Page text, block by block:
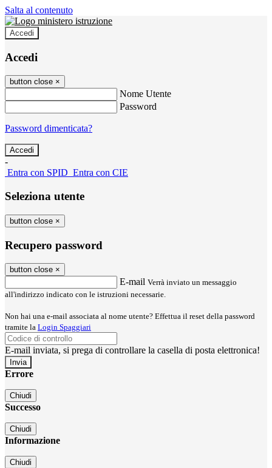
Salta al contenuto
Accedi
Accedi
button close ×
Nome Utente
Password
Password dimenticata?
-
Entra con SPID Entra con CIE
Seleziona utente
button close ×
Recupero password
button close ×
E-mail Verrà inviato un messaggio
all'indirizzo indicato con le istruzioni necessarie.
Non hai una e-mail associata al nome utente? Effettua il reset della password
tramite la Login Spaggiari
E-mail inviata, si prega di controllare la casella di posta elettronica!
Errore
Chiudi
Successo
Chiudi
Informazione
Chiudi